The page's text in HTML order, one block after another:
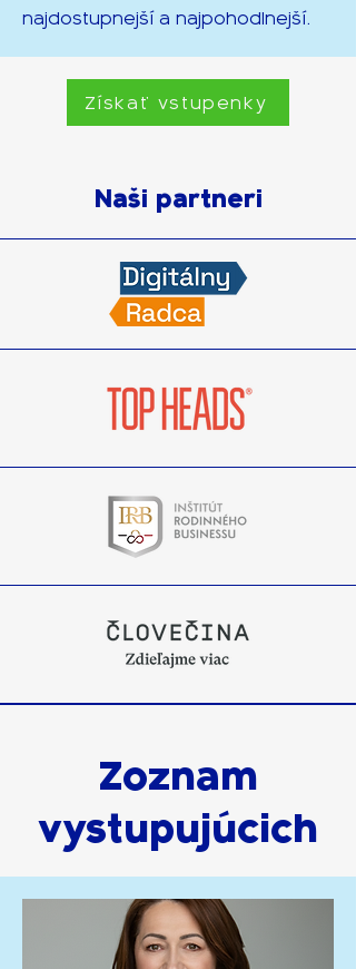
najdostupnejší a najpohodlnejší.
Získať vstupenky
Naši partneri
Zoznam
vystupujúcich